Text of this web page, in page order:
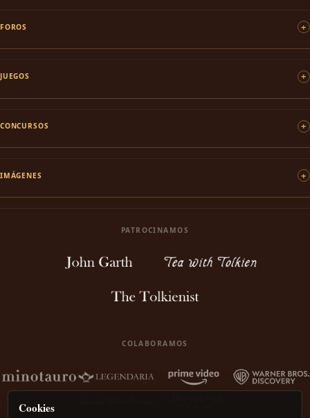
FOROS
JUEGOS
CONCURSOS
IMÁGENES
PATROCINAMOS
COLABORAMOS
Cookies